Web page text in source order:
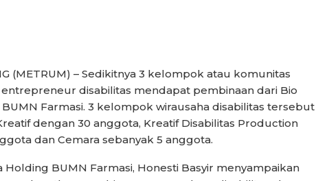
(METRUM) – Sedikitnya 3 kelompok atau komunitas
entrepreneur disabilitas mendapat pembinaan dari Bio
Farmasi. 3 kelompok wirausaha disabilitas tersebut
dengan 30 anggota, Kreatif Disabilitas Production
dan Cemara sebanyak 5 anggota.
BUMN Farmasi, Honesti Basyir menyampaikan